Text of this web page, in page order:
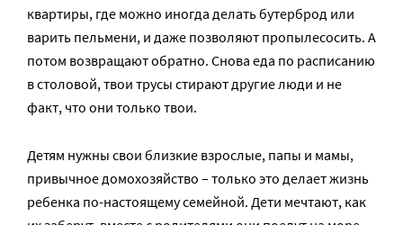
квартиры, где можно иногда делать бутерброд или
варить пельмени, и даже позволяют пропылесосить. А
потом возвращают обратно. Снова еда по расписанию
в столовой, твои трусы стирают другие люди и не
факт, что они только твои.
Детям нужны свои близкие взрослые, папы и мамы,
привычное домохозяйство – только это делает жизнь
ребенка по-настоящему семейной. Дети мечтают, как